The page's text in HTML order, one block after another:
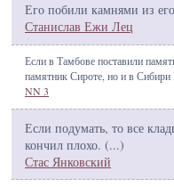
Его побили камнями из
Станислав Ежи Лец
Если в Тамбове поставили
памятник Сироте, но и в
NN 3
Если подумать, то все
кончил плохо. (...)
Стас Янковский